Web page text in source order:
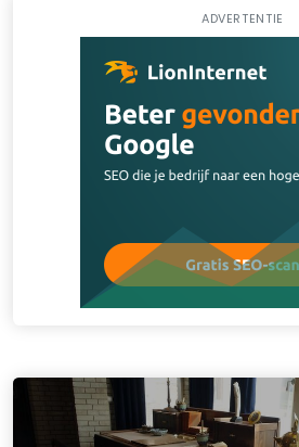
ADVERTENTIE